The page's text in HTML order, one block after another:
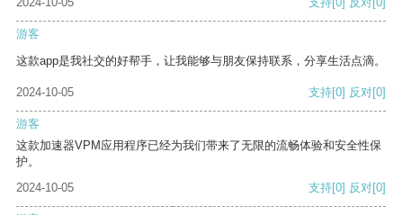
游客
这款app是我社交的好帮手，让我能够与朋友保持联系，分享生活点滴。
2024-10-05 支持[0] 反对[0]
游客
这款加速器VPM应用程序已经为我们带来了无限的流畅体验和安全性保
护。
2024-10-05
支持[0] 反对[0]